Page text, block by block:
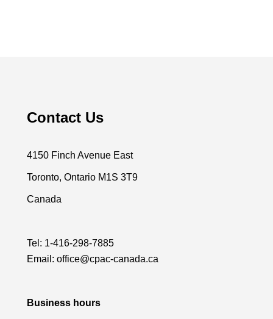
Contact Us
4150 Finch Avenue East
Toronto, Ontario M1S 3T9
Canada
Tel: 1-416-298-7885
Email: office@cpac-canada.ca
Business hours